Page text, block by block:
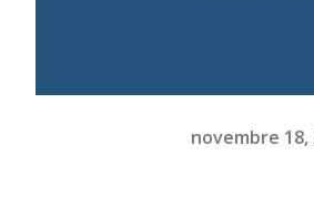
novembre 18,